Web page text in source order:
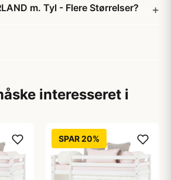
m. Tyl - Flere Størrelser?
interesseret i
SPAR 20%